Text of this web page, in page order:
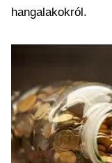
hangalakokról.